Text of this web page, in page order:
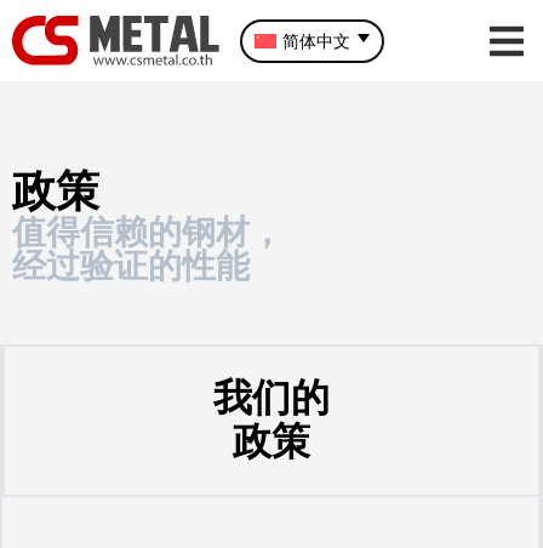
简体中文
政策
值得信赖的钢材，
经过验证的性能
我们的
政策